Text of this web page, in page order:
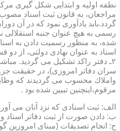
نطفه اولیه و ابتدایی شكل گیری
گردد.باید یادآوری نمود كه در آن
رسمی به هیچ عنوان جنبه استقلالی
شده، به منظور رسمیت دادن به
۲ـ دفتر راكد تشكیل می گردید.
سران دفاتر امروزی)، در حقیقت جزو
مرقوم،اینچنین تبیین شده بود .
الف: ثبت اسنادی كه نزد آنان می
ب: دادن صورت از ثبت دفاتر اسناد
ج: انجام تصدیقات (مبنای امروزین